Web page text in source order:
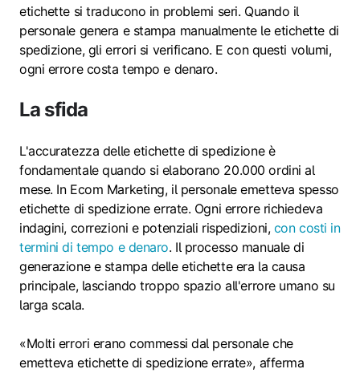
etichette si traducono in problemi seri. Quando il
personale genera e stampa manualmente le etichette di
spedizione, gli errori si verificano. E con questi volumi,
ogni errore costa tempo e denaro.
La sfida
L'accuratezza delle etichette di spedizione è
fondamentale quando si elaborano 20.000 ordini al
mese. In Ecom Marketing, il personale emetteva spesso
etichette di spedizione errate. Ogni errore richiedeva
indagini, correzioni e potenziali rispedizioni, con costi in
termini di tempo e denaro. Il processo manuale di
generazione e stampa delle etichette era la causa
principale, lasciando troppo spazio all'errore umano su
larga scala.
«Molti errori erano commessi dal personale che
emetteva etichette di spedizione errate», afferma